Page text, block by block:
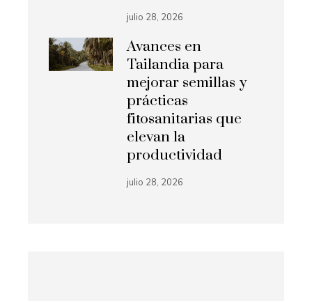
julio 28, 2026
Avances en
Tailandia para
mejorar semillas y
prácticas
fitosanitarias que
elevan la
productividad
julio 28, 2026